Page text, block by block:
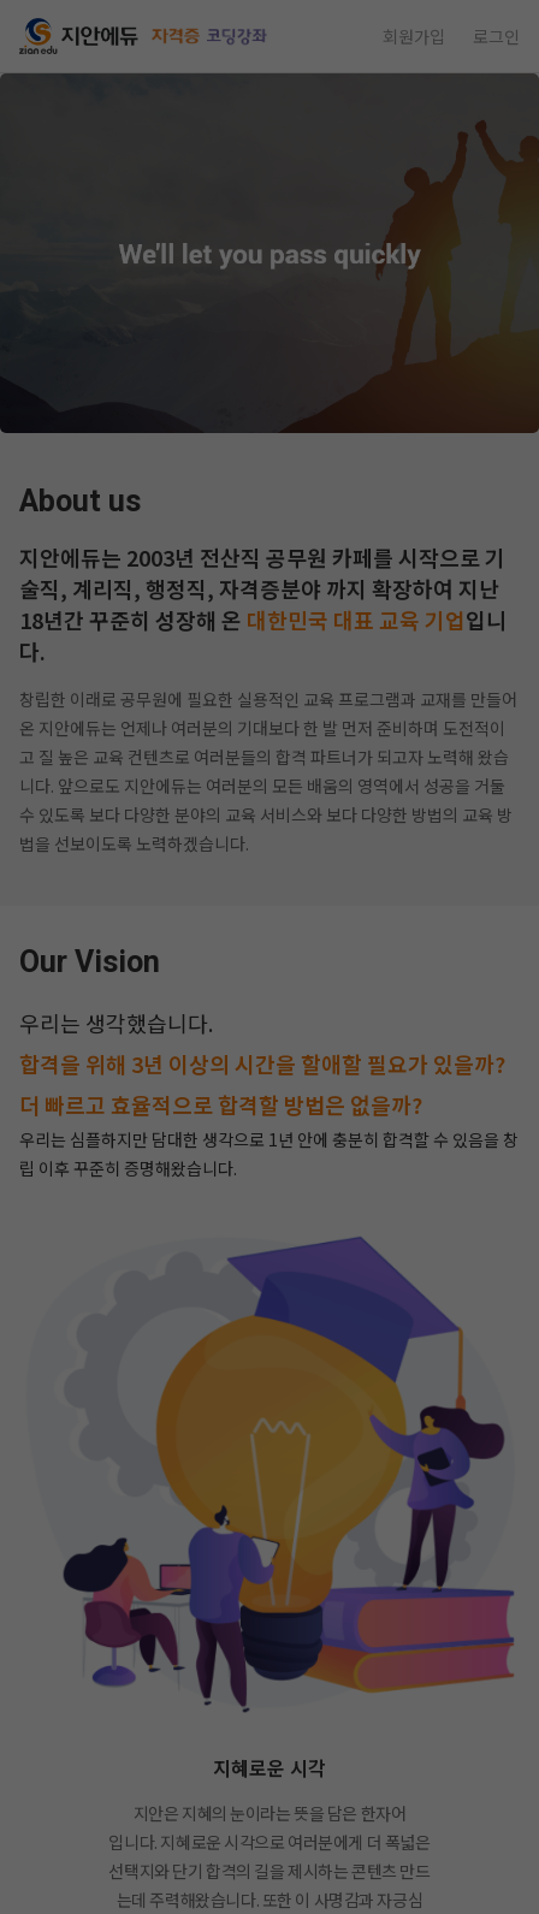
회원가입 로그인
About us
지안에듀는 2003년 전산직 공무원 카페를 시작으로 기
술직, 계리직, 행정직, 자격증분야 까지 확장하여 지난
18년간 꾸준히 성장해 온 대한민국 대표 교육 기업입니
다.
창립한 이래로 공무원에 필요한 실용적인 교육 프로그램과 교재를 만들어
온 지안에듀는 언제나 여러분의 기대보다 한 발 먼저 준비하며 도전적이
고 질 높은 교육 컨텐츠로 여러분들의 합격 파트너가 되고자 노력해 왔습
니다. 앞으로도 지안에듀는 여러분의 모든 배움의 영역에서 성공을 거둘
수 있도록 보다 다양한 분야의 교육 서비스와 보다 다양한 방법의 교육 방
법을 선보이도록 노력하겠습니다.
Our Vision
우리는 생각했습니다.
합격을 위해 3년 이상의 시간을 할애할 필요가 있을까?
더 빠르고 효율적으로 합격할 방법은 없을까?
우리는 심플하지만 담대한 생각으로 1년 안에 충분히 합격할 수 있음을 창
립 이후 꾸준히 증명해왔습니다.
지혜로운 시각
지안은 지혜의 눈이라는 뜻을 담은 한자어
입니다. 지혜로운 시각으로 여러분에게 더 폭넓은
선택지와 단기 합격의 길을 제시하는 콘텐츠 만드
는데 주력해왔습니다. 또한 이 사명감과 자긍심